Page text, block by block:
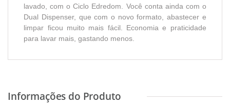
lavado, com o Ciclo Edredom. Você conta ainda com o
Dual Dispenser, que com o novo formato, abastecer e
limpar ficou muito mais fácil. Economia e praticidade
para lavar mais, gastando menos.